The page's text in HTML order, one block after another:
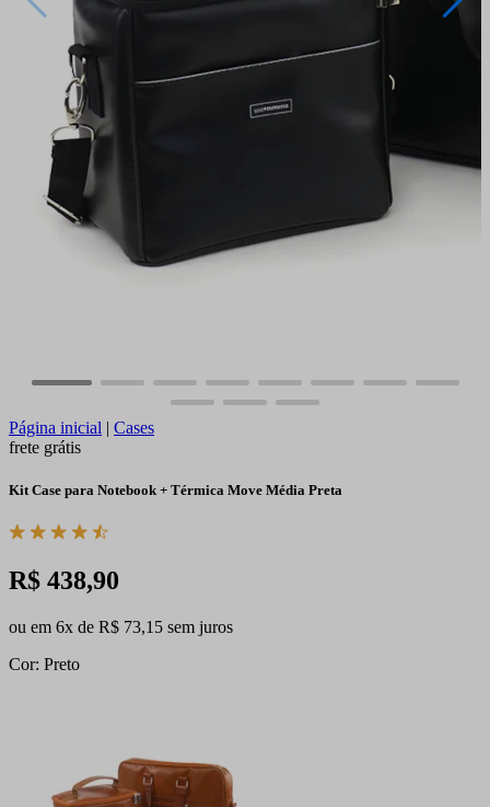
Página inicial | Cases
frete grátis
Kit Case para Notebook + Térmica Move Média Preta
R$ 438,90
ou em 6x de R$ 73,15 sem juros
Cor: Preto